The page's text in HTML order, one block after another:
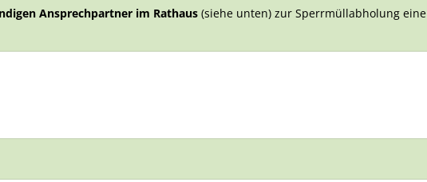
Ansprechpartner im Rathaus (siehe unten) zur Sperrmüllabholung eine